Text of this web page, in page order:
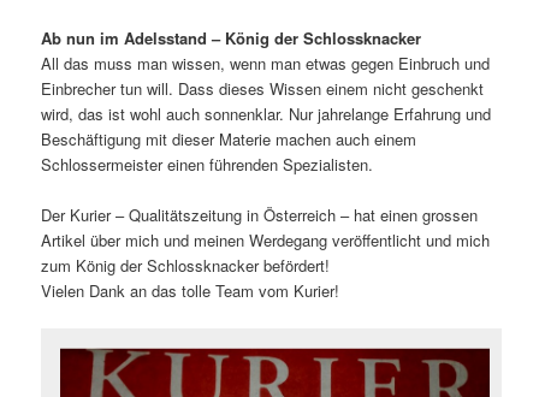
Ab nun im Adelsstand – König der Schlossknacker
All das muss man wissen, wenn man etwas gegen Einbruch und
Einbrecher tun will. Dass dieses Wissen einem nicht geschenkt
wird, das ist wohl auch sonnenklar. Nur jahrelange Erfahrung und
Beschäftigung mit dieser Materie machen auch einem
Schlossermeister einen führenden Spezialisten.
Der Kurier – Qualitätszeitung in Österreich – hat einen grossen
Artikel über mich und meinen Werdegang veröffentlicht und mich
zum König der Schlossknacker befördert!
Vielen Dank an das tolle Team vom Kurier!